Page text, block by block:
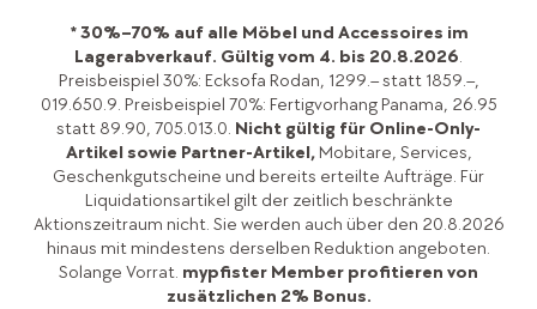
* 30%–70% auf alle Möbel und Accessoires im
Lagerabverkauf. Gültig vom 4. bis 20.8.2026.
Preisbeispiel 30%: Ecksofa Rodan, 1299.– statt 1859.–,
019.650.9. Preisbeispiel 70%: Fertigvorhang Panama, 26.95
statt 89.90, 705.013.0. Nicht gültig für Online-Only-
Artikel sowie Partner-Artikel, Mobitare, Services,
Geschenkgutscheine und bereits erteilte Aufträge. Für
Liquidationsartikel gilt der zeitlich beschränkte
Aktionszeitraum nicht. Sie werden auch über den 20.8.2026
hinaus mit mindestens derselben Reduktion angeboten.
Solange Vorrat. mypfister Member profitieren von
zusätzlichen 2% Bonus.